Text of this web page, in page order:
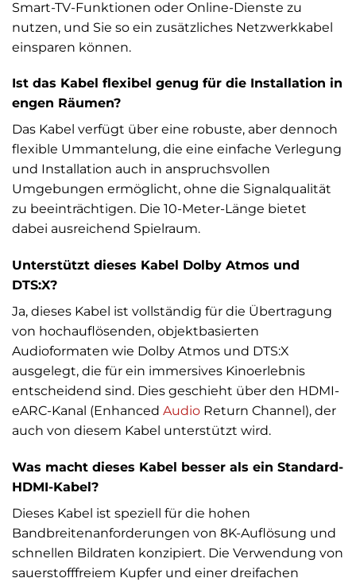
Smart-TV-Funktionen oder Online-Dienste zu
nutzen, und Sie so ein zusätzliches Netzwerkkabel
einsparen können.
Ist das Kabel flexibel genug für die Installation in
engen Räumen?
Das Kabel verfügt über eine robuste, aber dennoch
flexible Ummantelung, die eine einfache Verlegung
und Installation auch in anspruchsvollen
Umgebungen ermöglicht, ohne die Signalqualität
zu beeinträchtigen. Die 10-Meter-Länge bietet
dabei ausreichend Spielraum.
Unterstützt dieses Kabel Dolby Atmos und
DTS:X?
Ja, dieses Kabel ist vollständig für die Übertragung
von hochauflösenden, objektbasierten
Audioformaten wie Dolby Atmos und DTS:X
ausgelegt, die für ein immersives Kinoerlebnis
entscheidend sind. Dies geschieht über den HDMI-
eARC-Kanal (Enhanced Audio Return Channel), der
auch von diesem Kabel unterstützt wird.
Was macht dieses Kabel besser als ein Standard-
HDMI-Kabel?
Dieses Kabel ist speziell für die hohen
Bandbreitenanforderungen von 8K-Auflösung und
schnellen Bildraten konzipiert. Die Verwendung von
sauerstofffreiem Kupfer und einer dreifachen